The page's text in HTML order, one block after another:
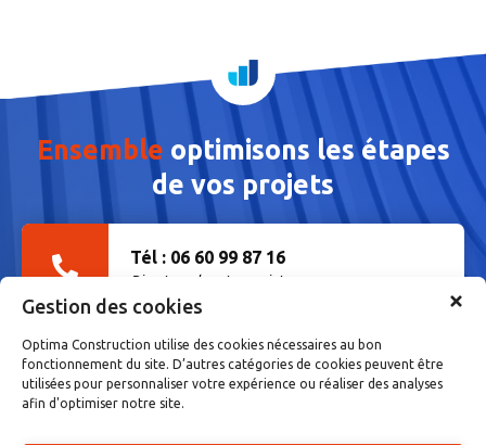
Gestion des cookies
Optima Construction utilise des cookies nécessaires au bon
fonctionnement du site. D’autres catégories de cookies peuvent être
utilisées pour personnaliser votre expérience ou réaliser des analyses
afin d'optimiser notre site.
Ensemble optimisons les étapes
de vos projets
Tél : 06 60 99 87 16
Discutons de votre projet
Envoyer un message
Écrivez-nous via le formulaire